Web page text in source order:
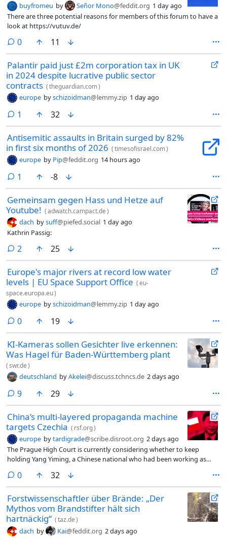
buyfromeu by Señor Mono@feddit.org 1 day ago
There are three potential reasons for members of this forum to have a
look at https://vutuv.de/
0comments
11
Palantir paid just £2m corporation tax in UK
in 2024 despite lucrative public sector
contracts (theguardian.com)
europe byschizoidman@lemmy.zip 1 day ago
1 comment
32
Antisemitic assaults in Britain surged by 82%
in first six months of 2026 (timesofisrael.com)
europe by Pip@feddit.org 14 hours ago
1 comment
-8
Gemeinsam gegen Hass und Hetze auf
Youtube! (adwatch.campact.de)
dach bysuff@piefed.social 1 day ago
Kathrin Passig:
2 comments
25
Europe's major rivers at record low water
levels | EU Space Support Office (eu-
space.europa.eu)
europe byschizoidman@lemmy.zip 1 day ago
0comments
19
KI-Kameras sollen Gesichter live erkennen:
Was Hagel für Baden-Württemberg plant
(swr.de)
deutschland byAkelei@discuss.tchncs.de 2 days ago
9comments
29
China’s multi-layered propaganda machine
targets Czechia ( rsf.org)
europe bytardigrade@scribe.disroot.org 2 days ago
The Prague High Court is currently considering whether to keep
holding Yang Yiming, a Chinese national who had been working as
by the CCP’s [Chinese Communist Party’s] Central Propaganda
Department, in custody.
0comments
32
Forstwissenschaftler über Brände: „Der
Mythos vom Brandstifter hält sich
hartnäckig“ (taz.de)
dach by Kai@feddit.org 2 days ago